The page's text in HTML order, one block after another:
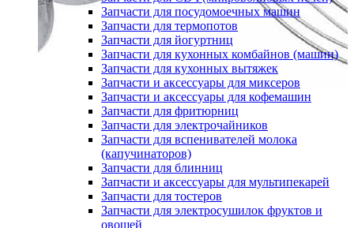
Запчасти для посудомоечных машин
Запчасти для термопотов
Запчасти для йогуртниц
Запчасти для кухонных комбайнов (машин)
Запчасти для кухонных вытяжек
Запчасти и аксессуары для миксеров
Запчасти и аксессуары для кофемашин
Запчасти для фритюрниц
Запчасти для электрочайников
Запчасти для вспенивателей молока
(капучинаторов)
Запчасти для блинниц
Запчасти и аксессуары для мультипекарей
Запчасти для тостеров
Запчасти для электросушилок фруктов и
овощей